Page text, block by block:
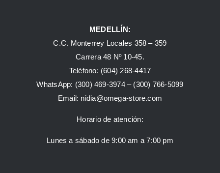
MEDELLÍN:
C.C. Monterrey Locales 358 – 359
Carrera 48 Nº 10-45.
Teléfono: (604) 268-4417
WhatsApp: (300) 469-3974 – (300) 766-5099
Email: nidia@omega-store.com
Horario de atención:
Lunes a sábado de 9:00 am a 7:00 pm